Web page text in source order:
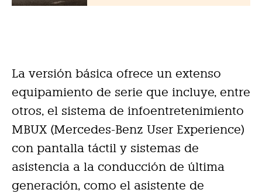
La versión básica ofrece un extenso
equipamiento de serie que incluye, entre
otros, el sistema de infoentretenimiento
MBUX (Mercedes-Benz User Experience)
con pantalla táctil y sistemas de
asistencia a la conducción de última
generación, como el asistente de